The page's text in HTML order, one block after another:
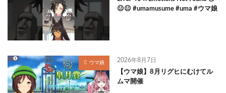
😐😐 #umamusume #uma #ウマ娘
ウマ娘 2026年8月7日
【ウマ娘】8月リグヒにむけてル
ムマ開催